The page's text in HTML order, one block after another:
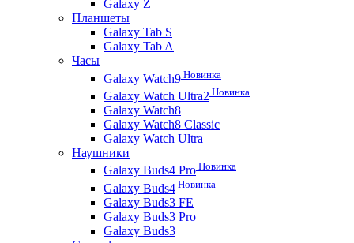
Galaxy Z
Планшеты
Galaxy Tab S
Galaxy Tab A
Часы
Galaxy Watch9 Новинка
Galaxy Watch Ultra2 Новинка
Galaxy Watch8
Galaxy Watch8 Classic
Galaxy Watch Ultra
Наушники
Galaxy Buds4 Pro Новинка
Galaxy Buds4 Новинка
Galaxy Buds3 FE
Galaxy Buds3 Pro
Galaxy Buds3